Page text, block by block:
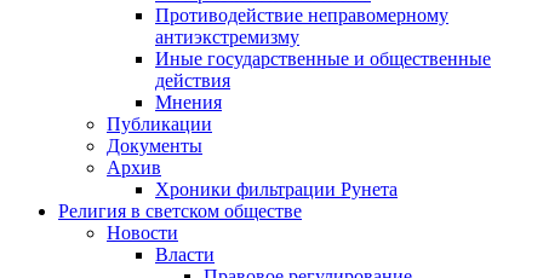
Противодействие неправомерному
антиэкстремизму
Иные государственные и общественные
действия
Мнения
Публикации
Документы
Архив
Хроники фильтрации Рунета
Религия в светском обществе
Новости
Власти